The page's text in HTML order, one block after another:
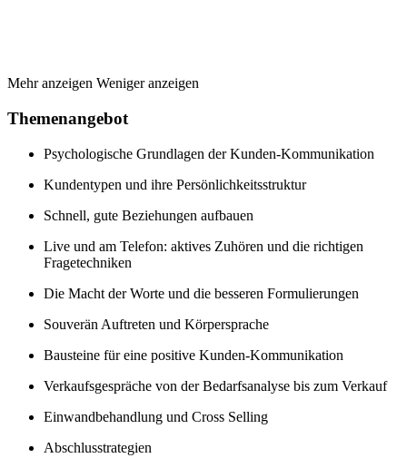
Mehr anzeigen Weniger anzeigen
Themenangebot
Psychologische Grundlagen der Kunden-Kommunikation
Kundentypen und ihre Persönlichkeitsstruktur
Schnell, gute Beziehungen aufbauen
Live und am Telefon: aktives Zuhören und die richtigen
Fragetechniken
Die Macht der Worte und die besseren Formulierungen
Souverän Auftreten und Körpersprache
Bausteine für eine positive Kunden-Kommunikation
Verkaufsgespräche von der Bedarfsanalyse bis zum Verkauf
Einwandbehandlung und Cross Selling
Abschlusstrategien